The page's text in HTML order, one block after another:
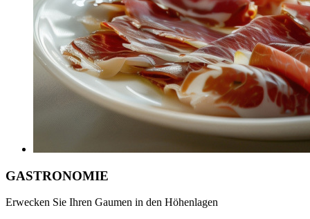
GASTRONOMIE
Erwecken Sie Ihren Gaumen in den Höhenlagen